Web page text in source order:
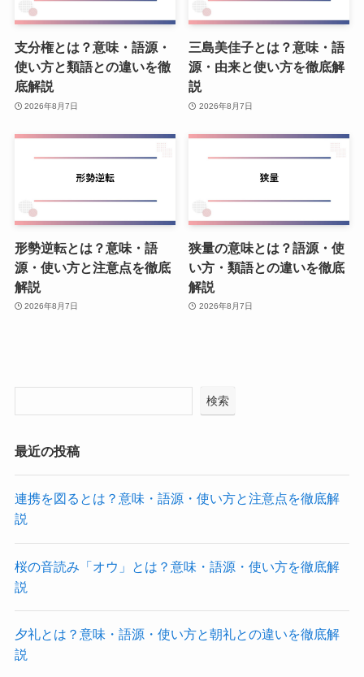
支分権とは？意味・語源・
使い方と類語との違いを徹
底解説
2026年8月7日
三島美佳子とは？意味・語
源・由来と使い方を徹底解
説
2026年8月7日
形勢逆転とは？意味・語
源・使い方と注意点を徹底
解説
2026年8月7日
狭量の意味とは？語源・使
い方・類語との違いを徹底
解説
2026年8月7日
検索
最近の投稿
連携を図るとは？意味・語源・使い方と注意点を徹底解
説
桜の音読み「オウ」とは？意味・語源・使い方を徹底解
説
夕礼とは？意味・語源・使い方と朝礼との違いを徹底解
説